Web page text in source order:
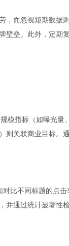
，而忽视短期数据
壁垒。此外，定
模指标（如曝光
则关联商业目标。
比不同标题的点
并通过统计显著性